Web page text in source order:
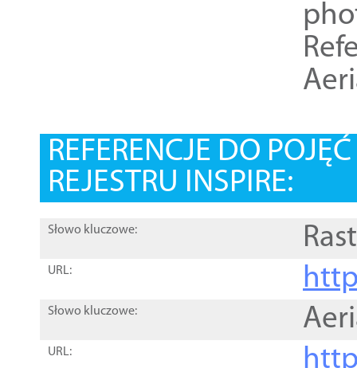
REFERENCJE DO
REJESTRU INSPIRE:
Słowo kluczowe:
URL:
Słowo kluczowe:
URL: